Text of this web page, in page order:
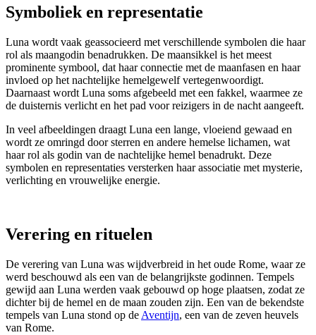
Symboliek en representatie
Luna wordt vaak geassocieerd met verschillende symbolen die haar
rol als maangodin benadrukken. De maansikkel is het meest
prominente symbool, dat haar connectie met de maanfasen en haar
invloed op het nachtelijke hemelgewelf vertegenwoordigt.
Daarnaast wordt Luna soms afgebeeld met een fakkel, waarmee ze
de duisternis verlicht en het pad voor reizigers in de nacht aangeeft.
In veel afbeeldingen draagt Luna een lange, vloeiend gewaad en
wordt ze omringd door sterren en andere hemelse lichamen, wat
haar rol als godin van de nachtelijke hemel benadrukt. Deze
symbolen en representaties versterken haar associatie met mysterie,
verlichting en vrouwelijke energie.
Verering en rituelen
De verering van Luna was wijdverbreid in het oude Rome, waar ze
werd beschouwd als een van de belangrijkste godinnen. Tempels
gewijd aan Luna werden vaak gebouwd op hoge plaatsen, zodat ze
dichter bij de hemel en de maan zouden zijn. Een van de bekendste
tempels van Luna stond op de Aventijn, een van de zeven heuvels
van Rome.